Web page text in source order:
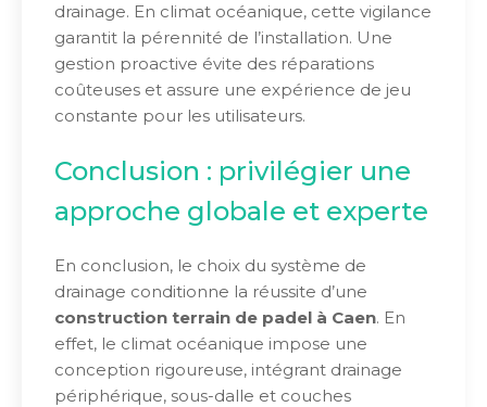
drainage. En climat océanique, cette vigilance
garantit la pérennité de l’installation. Une
gestion proactive évite des réparations
coûteuses et assure une expérience de jeu
constante pour les utilisateurs.
Conclusion : privilégier une
approche globale et experte
En conclusion, le choix du système de
drainage conditionne la réussite d’une
construction terrain de padel à Caen. En
effet, le climat océanique impose une
conception rigoureuse, intégrant drainage
périphérique, sous-dalle et couches